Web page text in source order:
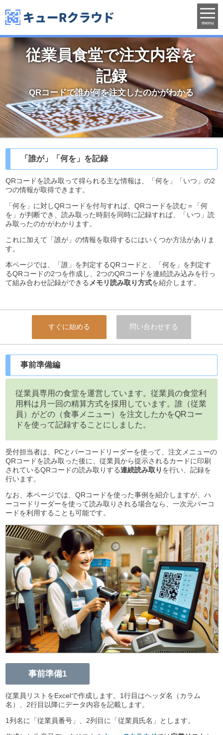
menu
従業員食堂で注文内容を
記録
QRコードで誰が何を注文したのかがわかる
「誰が」「何を」を記録
QRコードを読み取って得られる主な情報は、「何を」「いつ」の2
つの情報が取得できます。
「何を」に対しQRコードを付与すれば、QRコードを読む＝「何
を」が判断でき、読み取った時刻を同時に記録すれば、「いつ」読
み取ったのかがわかります。
これに加えて「誰が」の情報を取得するにはいくつか方法がありま
す。
本ページでは、「誰」を判定するQRコードと、「何を」を判定す
るQRコードの2つを作成し、2つのQRコードを連続読み込みを行っ
て組み合わせ記録ができる メモリ読み取り方式を紹介します。
すぐに始める 問い合わせする
事前準備編
従業員専用の食堂を運営しています。従業員の食堂利
用料は月一回の精算方式を採用しています。誰（従業
員）がどの（食事メニュー）を注文したかをQRコー
ドを使って記録することにしました。
受付担当者は、PCとバーコードリーダーを使って、注文メニューの
QRコードを読み取った後に、従業員から提示されるカードに印刷
されているQRコードの読み取りする連続読み取り を行い、記録を
行います。
なお、本ページでは、QRコードを使った事例を紹介しますが、ハ
ーコードリーダーを使って読み取りされる場合なら、一次元バーコ
ードを利用することも可能です。
事前準備1
従業員リストをExcelで作成します。1行目はヘッダ名（カラム
名）、2行目以降にデータ内容を記載します。
1列名に「従業員番号」、2列目に「従業員氏名」とします。